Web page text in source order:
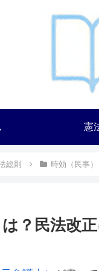
憲
総則 時効（民事）
？民法改